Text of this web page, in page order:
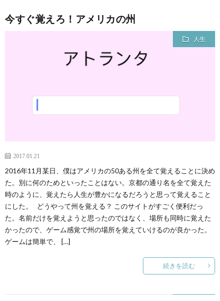
今すぐ覚えろ！アメリカの州
人生
2017.01.21
2016年11月某日、僕はアメリカの50ある州を全て覚えることに決め
た。別に何のためといったことはない。京都の通り名を全て覚えた
時のように、覚えたら人生が豊かになるだろうと思って覚えること
にした。 どうやって州を覚える？ このサイトがすごく便利だっ
た。名前だけを覚えようと思ったのではなく、場所も同時に覚えた
かったので、ゲーム感覚で州の場所を覚えていけるのが良かった。
ゲームは簡単で、 […]
続きを読む